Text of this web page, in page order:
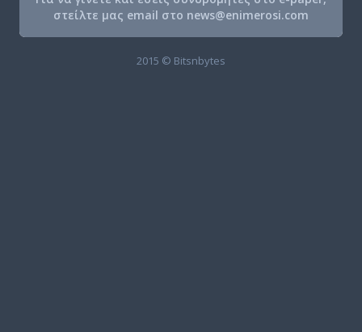
στείλτε μας email στο news@enimerosi.com
2015 © Bitsnbytes